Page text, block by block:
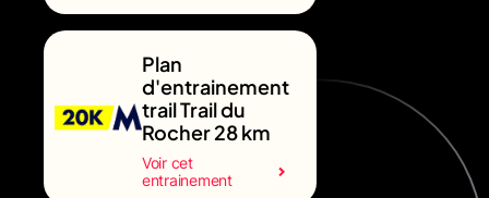
Plan
d'entrainement
trail Trail du
Rocher 28 km
Voir cet
entrainement